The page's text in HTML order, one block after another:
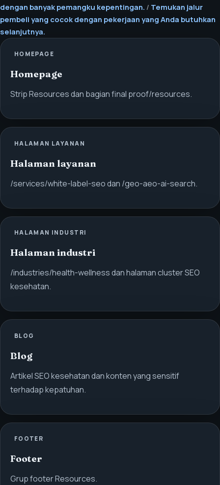
dengan banyak pemangku kepentingan. / Temukan jalur
pembeli yang cocok dengan pekerjaan yang Anda butuhkan
selanjutnya.
HOMEPAGE
Homepage
Strip Resources dan bagian final proof/resources.
HALAMAN LAYANAN
Halaman layanan
/services/white-label-seo dan /geo-aeo-ai-search.
HALAMAN INDUSTRI
Halaman industri
/industries/health-wellness dan halaman cluster SEO
kesehatan.
BLOG
Blog
Artikel SEO kesehatan dan konten yang sensitif
terhadap kepatuhan.
FOOTER
Footer
Grup footer Resources.